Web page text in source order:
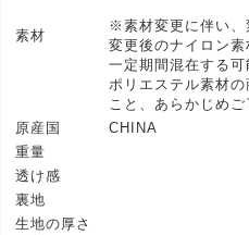
素材
※素材変更に伴い、
変更後のナイロン素
一定期間混在する可
ポリエステル素材
こと、あらかじめご
原産国
CHINA
重量
透け感
裏地
生地の厚さ